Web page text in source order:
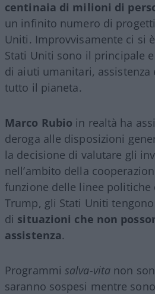
centinaia di milioni di
un infinito numero di
Uniti. Improvvisamente ci si
Stati Uniti sono il principale
di aiuti umanitari, assistenza
tutto il pianeta.
Marco Rubio in realtà ha
deroga alle disposizioni
la decisione di valutare gli
nell’ambito della
funzione delle linee politiche
Trump, gli Stati Uniti tengono
di situazioni che non
assistenza.
Programmi salva-vita non
saranno sospesi mentre